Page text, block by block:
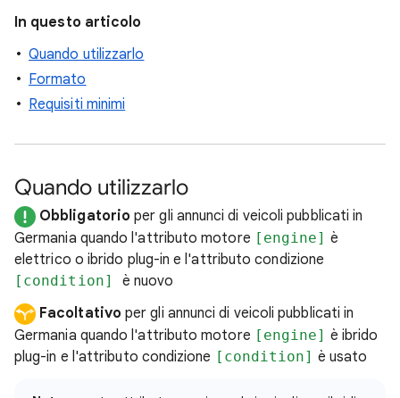
In questo articolo
Quando utilizzarlo
Formato
Requisiti minimi
Quando utilizzarlo
Obbligatorio per gli annunci di veicoli pubblicati in
Germania quando l'attributo motore [engine] è
elettrico o ibrido plug-in e l'attributo condizione
[condition] è nuovo
Facoltativoper gli annunci di veicoli pubblicati in
Germania quando l'attributo motore [engine] è ibrido
plug-in e l'attributo condizione [condition] è usato